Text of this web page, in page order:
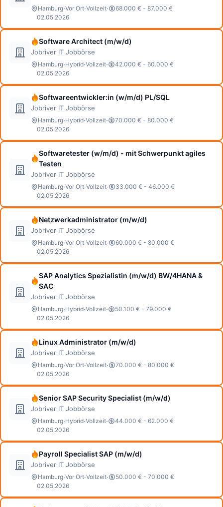
Hamburg·Vor Ort·Vollzeit·
68.000 € - 87.000 €
02.05.2026
Software Architect (m/w/d)
Jobriver IT Jobbörse
Hamburg·Hybrid·Vollzeit·
42.000 € - 60.000 €
02.05.2026
Softwareentwickler:in (w/m/d) PL/SQL
Jobriver IT Jobbörse
Hamburg·Hybrid·Vollzeit·
70.000 € - 80.000 €
02.05.2026
Softwaretester (w/m/d) - mit Schwerpunkt agiles
Testen
Jobriver IT Jobbörse
Hamburg·Vor Ort·Vollzeit·
33.000 € - 46.000 €
02.05.2026
Netzwerkadministrator (m/w/d)
Jobriver IT Jobbörse
Hamburg·Vor Ort·Vollzeit·
60.000 € - 80.000 €
02.05.2026
SAP Analytics Spezialistin (m/w/d) BW/4HANA &
SAC
Jobriver IT Jobbörse
Hamburg·Hybrid·Vollzeit·
50.100 € - 79.000 €
02.05.2026
Linux Administrator (m/w/d)
Jobriver IT Jobbörse
Hamburg·Vor Ort·Vollzeit·
70.000 € - 80.000 €
02.05.2026
Senior SAP Security Specialist (m/w/d)
Jobriver IT Jobbörse
Hamburg·Hybrid·Vollzeit·
44.000 € - 62.000 €
02.05.2026
Payroll Specialist SAP (m/w/d)
Jobriver IT Jobbörse
Hamburg·Vor Ort·Vollzeit·
50.000 € - 70.000 €
02.05.2026